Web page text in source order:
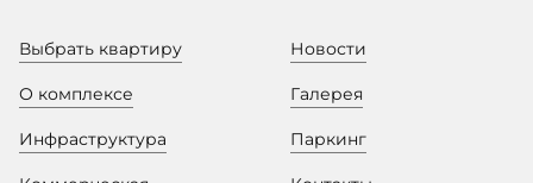
Выбрать квартиру Новости
О комплексе Галерея
Инфраструктура Паркинг